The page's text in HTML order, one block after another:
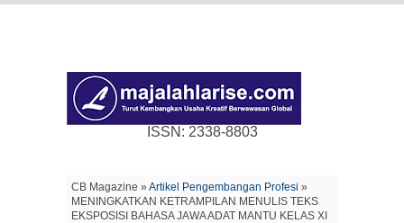
ISSN: 2338-8803
CB Magazine » Artikel Pengembangan Profesi »
MENINGKATKAN KETRAMPILAN MENULIS TEKS
EKSPOSISI BAHASA JAWA ADAT MANTU KELAS XI